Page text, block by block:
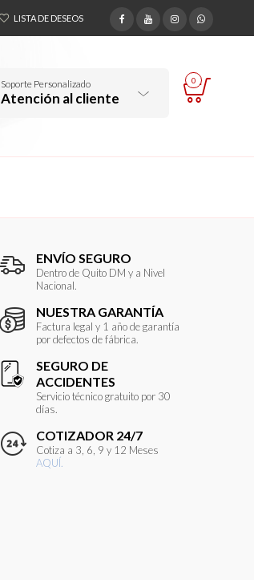
LISTA DE DESEOS
Soporte Personalizado
Atención al cliente
0
ENVÍO SEGURO
Dentro de Quito DM y a Nivel
Nacional.
NUESTRA GARANTÍA
Factura legal y 1 año de garantía
por defectos de fábrica.
SEGURO DE
ACCIDENTES
Servicio técnico gratuito por 30
días.
COTIZADOR 24/7
Cotiza a 3, 6, 9 y 12 Meses
AQUÍ.